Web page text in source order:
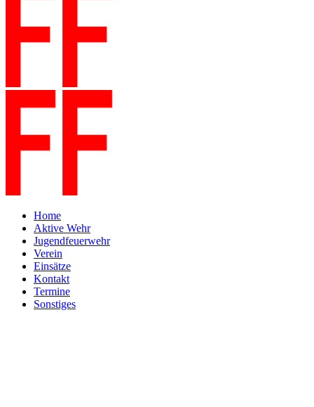
Home
Aktive Wehr
Jugendfeuerwehr
Verein
Einsätze
Kontakt
Termine
Sonstiges